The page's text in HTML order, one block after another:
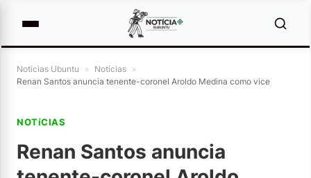
Noticias Ubuntu » Notícias »
Renan Santos anuncia tenente-coronel Aroldo Medina como vice
NOTíCIAS
Renan Santos anuncia